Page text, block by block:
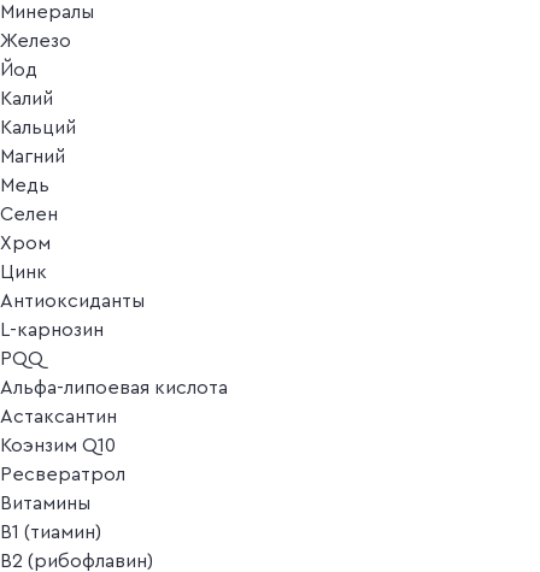
Минералы
Железо
Йод
Калий
Кальций
Магний
Медь
Селен
Хром
Цинк
Антиоксиданты
L-карнозин
PQQ
Альфа-липоевая кислота
Астаксантин
Коэнзим Q10
Ресвератрол
Витамины
B1 (тиамин)
B2 (рибофлавин)